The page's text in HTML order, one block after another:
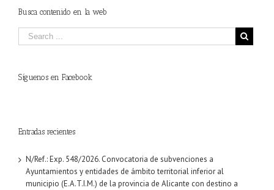
Busca contenido en la web
Síguenos en Facebook
Entradas recientes
N/Ref.: Exp. 548/2026. Convocatoria de subvenciones a
Ayuntamientos y entidades de ámbito territorial inferior al
municipio (E.A.T.I.M.) de la provincia de Alicante con destino a